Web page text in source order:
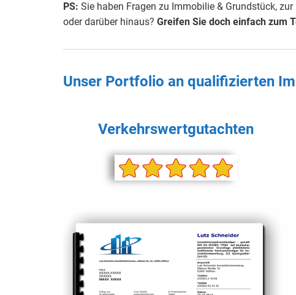
PS: Sie haben Fragen zu Immobilie & Grundstück,
oder darüber hinaus? Greifen Sie doch einfach zum
Unser Portfolio an qualifizierten
Verkehrswertgutachten